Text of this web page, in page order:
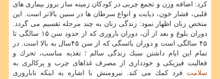
كرد: اضافه وزن و تجمع چربی در كودكان زمینه ساز بروز بیماری های
قلبی، فشار خون، دیابت و انواع سرطان ها در سنین بالاتر است. این
متخص زنان اظهار نمود: زندگی زنان به چند مرحله تقسیم می گردد.
دوران بلوغ و بعد از آن، دوران باروری كه از حدود سن ۱۵ سالگی تا
۴۵ سالگی است و دوران یائسگی كه از سن ۴۵سال به بالا است. در
تمام این ایام داشتن سبك زندگی سالم ؛ تغذیه مناسب، تحرك و
فعالیت فیزیكی و خودداری از مصرف غذاهای چرب و پركالری به
سلامت فرد كمك می كند. نیرومنش با اشاره به اینكه ناباروری